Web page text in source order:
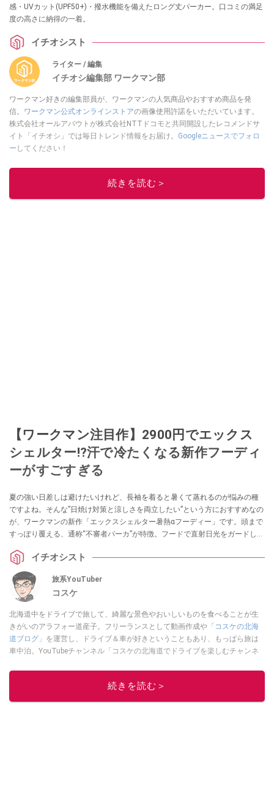
感・UVカット(UPF50+)・撥水機能を備えたロング丈パーカー。口コミの満足
度の高さに納得の一着。
イチオシスト
ライター / 編集
イチオシ編集部 ワークマン部
ワークマン好きの編集部員が、ワークマンの人気商品やおすすめ商品を発
信。 ワークマン公式オンラインストアの画像使用許諾をいただいています。
株式会社オールアバウトが株式会社NTTドコモと共同開設したレコメンドサ
イト「イチオシ」では毎日トレンド情報をお届け。 Googleニュースでフォロ
ー してください！
このイチオシストの他の記事を読む
続きを読む＞
【ワークマン注目作】2900円でエックス
シェルター!?汗で冷たくなる新作フーディ
ーがすごすぎる
夏の強い日差しは避けたいけれど、長袖を着ると暑くて蒸れるのが悩みの種
ですよね。そんな”日焼け対策と涼しさを両立したい”という方におすすめなの
が、ワークマンの新作「エックスシェルター暑熱αフーディー」です。頭まで
すっぽり覆える、通称“不審者パーカ”が特徴。フードで直射日光をガードしつ
夏の外出を快適にする注目のアイテムをご紹介します。
イチオシスト
旅系YouTuber
コスケ
北海道中をドライブで旅して、綺麗な景色やおいしいものを食べることが生
きがいのアラフォー道産子。フリーランスとして動画作成や 「コスケの北海
道ブログ」 を運営し、ドライブ＆車が好きということもあり、もっぱら旅は
車中泊。YouTubeチャンネル「コスケの北海道でドライブを楽しむチャンネ
も配信中。
続きを読む＞